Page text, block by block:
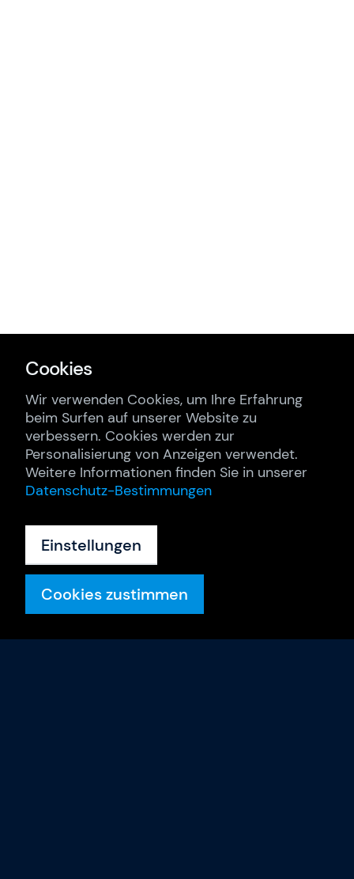
Cookies
Wir verwenden Cookies, um Ihre Erfahrung
beim Surfen auf unserer Website zu
verbessern. Cookies werden zur
Personalisierung von Anzeigen verwendet.
Weitere Informationen finden Sie in unserer
Datenschutz-Bestimmungen
Einstellungen
Cookies zustimmen